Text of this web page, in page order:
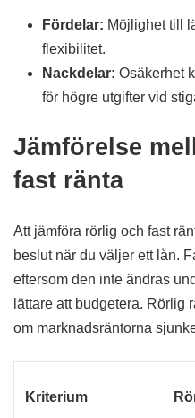
Fördelar: Möjlighet till
flexibilitet.
Nackdelar: Osäkerhet
för högre utgifter vid
Jämförelse
fast ränta
Att jämföra rörlig och fast
beslut när du väljer ett lån.
eftersom den inte ändras
lättare att budgetera. Rörlig
om marknadsräntorna
Kriterium